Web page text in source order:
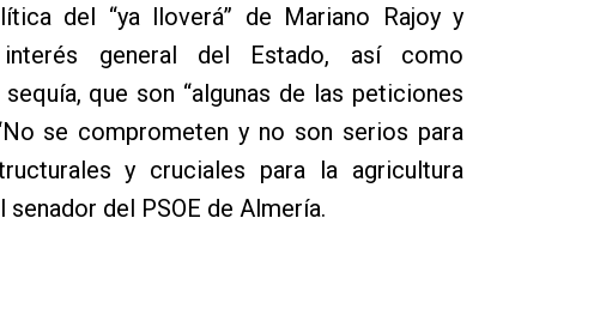
del “ya lloverá” de Mariano Rajoy y
general del Estado, así como
que son “algunas de las peticiones
se comprometen y no son serios para
y cruciales para la agricultura
del PSOE de Almería.